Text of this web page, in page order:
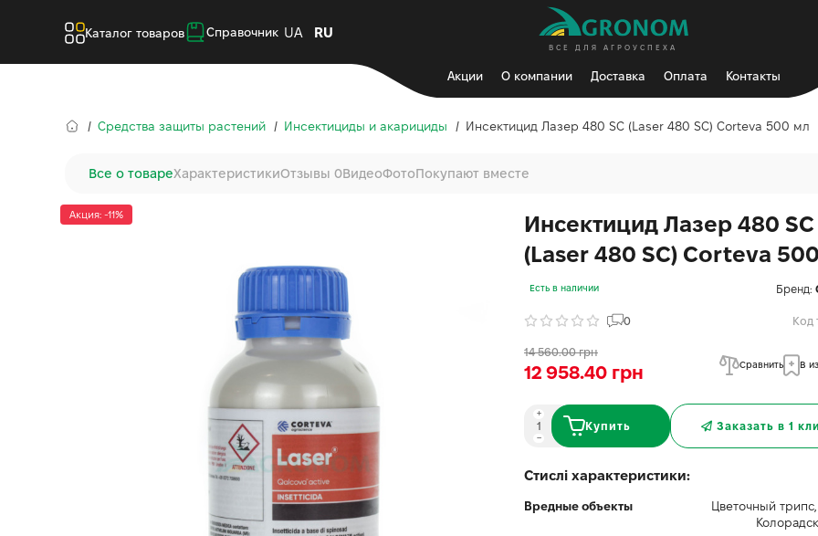
Каталог товаров Справочник UA RU
ВСЕ ДЛЯ АГРОУСПЕХА
Акции О компании Доставка Оплата Контакты
Средства защиты растений Инсектициды и акарициды Инсектицид Лазер 480 SC (Laser 480 SC) Corteva 500 мл
Все о товареХарактеристикиОтзывы 0ВидеоФотоПокупают вместе
Акция: -11%
Инсектицид Лазер 480 SC
(Laser 480 SC) Corteva
Есть в наличии Бренд:
0 Код
14 560.00 грн
12 958.40 грн Сравнить В
Купить Заказать в 1
Стислі характеристики:
Вредные объекты
Цветочный